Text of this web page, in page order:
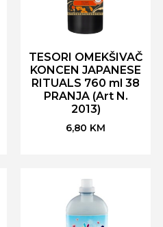
TESORI OMEKŠIVAČ
KONCEN JAPANESE
RITUALS 760 ml 38
PRANJA (Art N.
2013)
6,80 KM